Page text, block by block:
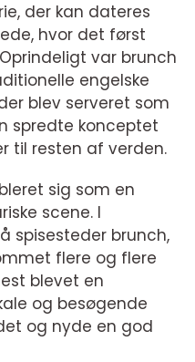
der kan dateres
hvor det først
var brunch
engelske
blev serveret som
spredte konceptet
til resten af verden.
sig som en
scene. I
spisesteder brunch,
flere og flere
blevet en
og besøgende
og nyde en god